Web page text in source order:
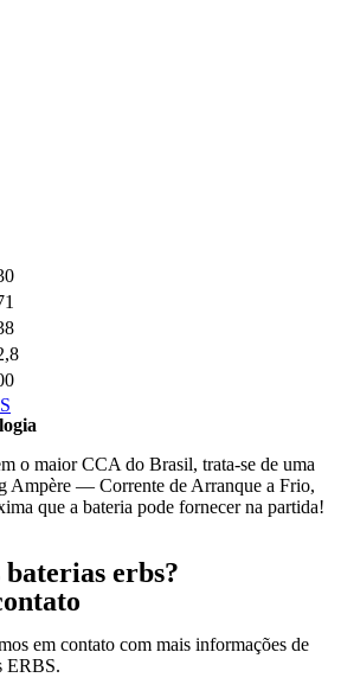
o maior CCA do Brasil, trata-se de uma
Ampère — Corrente de Arranque a Frio,
que a bateria pode fornecer na partida!
erbs?
em contato com mais informações de
ERBS.